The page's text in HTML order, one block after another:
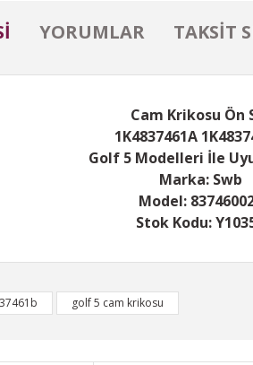
YORUMLAR TAKSIT
Cam Krikosu Ön
1K4837461A
Golf 5 Modelleri İle
Marka: Swb
Model:
Stok Kodu:
konularda yetersiz gördüğünüz noktaları
golf 5 cam krikosu